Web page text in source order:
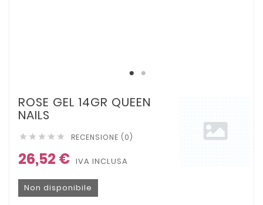
ROSE GEL 14GR QUEEN
NAILS
     RECENSIONE (0)
26,52 € IVA INCLUSA
Non disponibile